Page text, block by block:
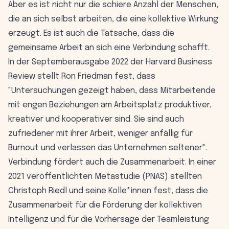
Aber es ist nicht nur die schiere Anzahl der Menschen,
die an sich selbst arbeiten, die eine kollektive Wirkung
erzeugt. Es ist auch die Tatsache, dass die
gemeinsame Arbeit an sich eine Verbindung schafft.
In der Septemberausgabe 2022 der Harvard Business
Review stellt Ron Friedman fest, dass
"Untersuchungen gezeigt haben, dass Mitarbeitende
mit engen Beziehungen am Arbeitsplatz produktiver,
kreativer und kooperativer sind. Sie sind auch
zufriedener mit ihrer Arbeit, weniger anfällig für
Burnout und verlassen das Unternehmen seltener".
Verbindung fördert auch die Zusammenarbeit. In einer
2021 veröffentlichten Metastudie (PNAS) stellten
Christoph Riedl und seine Kolle*innen fest, dass die
Zusammenarbeit für die Förderung der kollektiven
Intelligenz und für die Vorhersage der Teamleistung